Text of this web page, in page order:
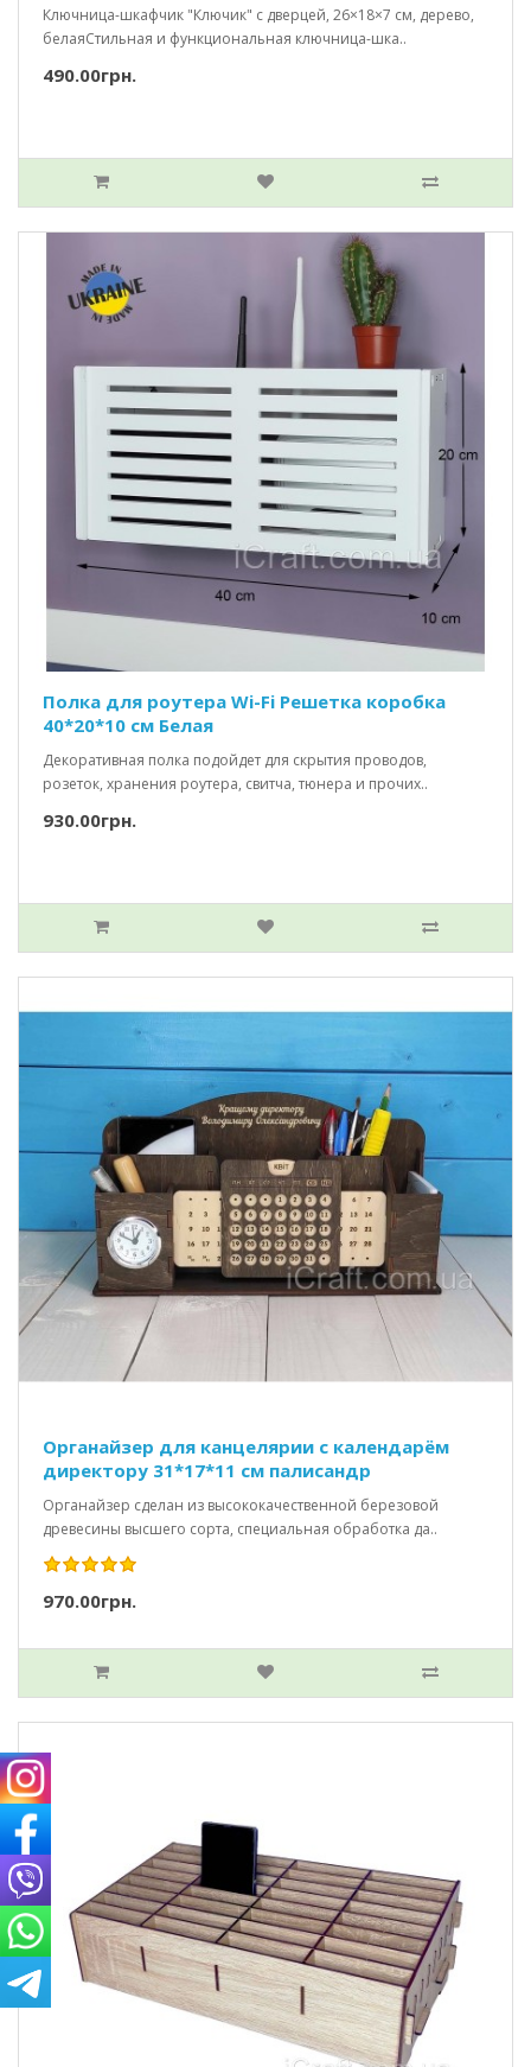
Ключница-шкафчик "Ключик" с дверцей, 26×18×7 см, дерево,
белаяСтильная и функциональная ключница-шка..
490.00грн.
Полка для роутера Wi-Fi Решетка коробка
40*20*10 см Белая
Декоративная полка подойдет для скрытия проводов,
розеток, хранения роутера, свитча, тюнера и прочих..
930.00грн.
Органайзер для канцелярии с календарём
директору 31*17*11 см палисандр
Органайзер сделан из высококачественной березовой
древесины высшего сорта, специальная обработка да..
970.00грн.